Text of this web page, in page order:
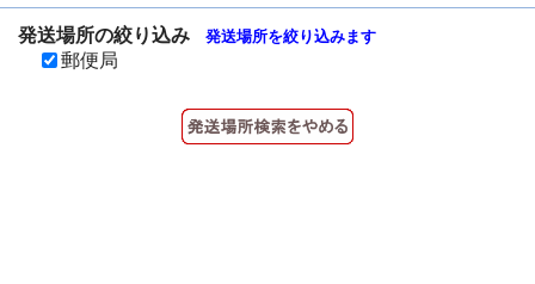
発送場所の絞り込み 発送場所を絞り込みます
郵便局